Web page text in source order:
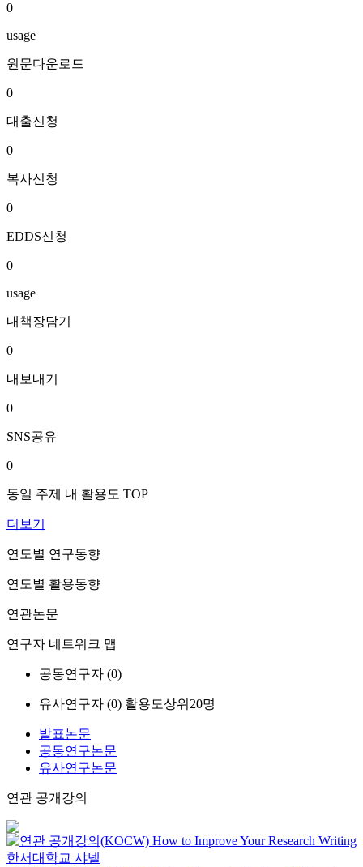
0
usage
원문다운로드
0
대출신청
0
복사신청
0
EDDS신청
0
usage
내책장담기
0
내보내기
0
SNS공유
0
동일 주제 내 활용도 TOP
더보기
연도별 연구동향
연도별 활용동향
연관논문
연구자 네트워크 맵
공동연구자 (0)
유사연구자 (0) 활용도상위20명
발표논문
공동연구논문
유사연구논문
연관 공개강의
How to Improve Your Research Writing
한서대학교 샤넬